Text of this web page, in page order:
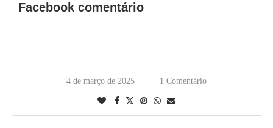
Facebook comentário
4 de março de 2025 1 Comentário